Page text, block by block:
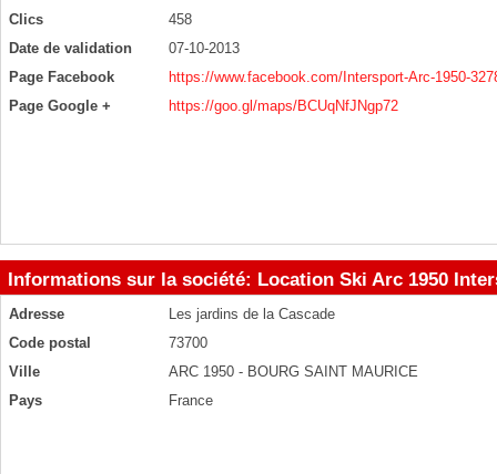
Clics
458
Date de validation
07-10-2013
Page Facebook
https://www.facebook.com/Intersport-Arc-1950-
Page Google +
https://goo.gl/maps/BCUqNfJNgp72
Informations sur la société: Location Ski Arc 1950
Adresse
Les jardins de la Cascade
Code postal
73700
Ville
ARC 1950 - BOURG SAINT MAURICE
Pays
France